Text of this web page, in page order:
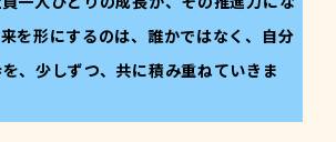
を形にするのは、誰かではなく、自分
、少しずつ、共に積み重ねていきま